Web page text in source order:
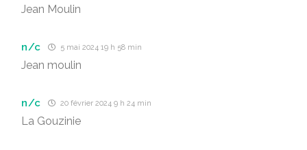
Jean Moulin
n/c 5 mai 2024 19 h 58 min
Jean moulin
n/c 20 février 2024 9 h 24 min
La Gouzinie